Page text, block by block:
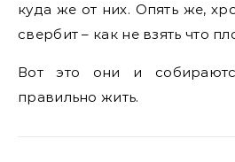
куда же от них. Опять же,
свербит – как не взять что
Вот это они и
правильно жить.